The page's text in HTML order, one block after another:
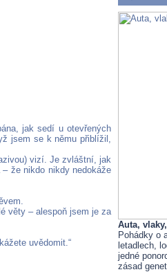
jak sedí u otevřených
jsem se k němu přiblížil,
vizí. Je zvláštní, jak
že nikdo nikdy nedokáže
věty – alespoň jsem je za
uvědomit.“
Auta,
Pohádky o
letadlech,
jedné
zásad